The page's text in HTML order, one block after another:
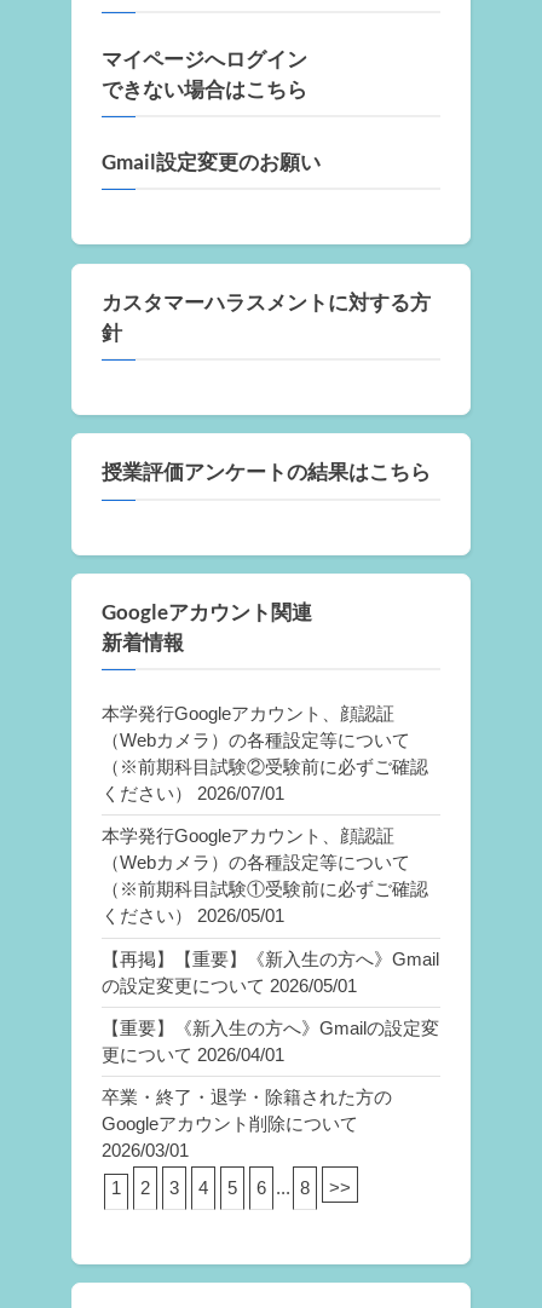
マイページへログイン
できない場合はこちら
Gmail設定変更のお願い
カスタマーハラスメントに対する方
針
授業評価アンケートの結果はこちら
Googleアカウント関連
新着情報
本学発行Googleアカウント、顔認証
（Webカメラ）の各種設定等について
（※前期科目試験②受験前に必ずご確認
ください）
2026/07/01
本学発行Googleアカウント、顔認証
（Webカメラ）の各種設定等について
（※前期科目試験①受験前に必ずご確認
ください）
2026/05/01
【再掲】【重要】《新入生の方へ》Gmail
の設定変更について 2026/05/01
【重要】《新入生の方へ》Gmailの設定変
更について 2026/04/01
卒業・終了・退学・除籍された方の
Googleアカウント削除について
2026/03/01
1
2 3 4 5 6 ... 8 >>